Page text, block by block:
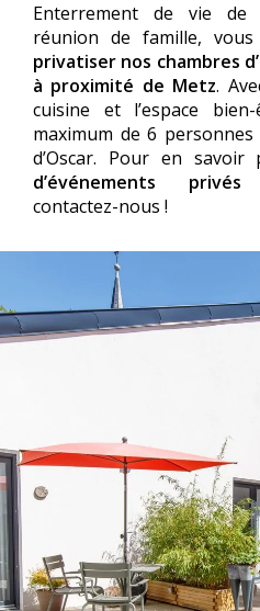
Enterrement de vie de
réunion de famille,
privatiser nos chambres
à proximité de Metz.
cuisine et l’espace
maximum de 6
d’Oscar. Pour en savoir
d’événements
contactez-nous !